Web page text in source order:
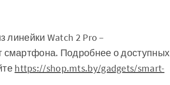
линейки Watch 2 Pro –
смартфона. Подробнее о доступных
https://shop.mts.by/gadgets/smart-